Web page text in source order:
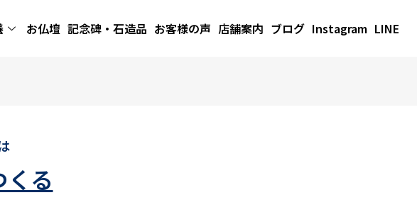
お仏壇 記念碑・石造品 お客様の声 店舗案内 ブログ Instagram LINE
る